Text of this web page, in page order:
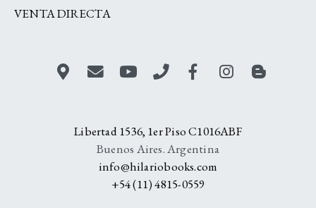
VENTA DIRECTA
Libertad 1536, 1er Piso C1016ABF
Buenos Aires. Argentina
info@hilariobooks.com
+54 (11) 4815-0559